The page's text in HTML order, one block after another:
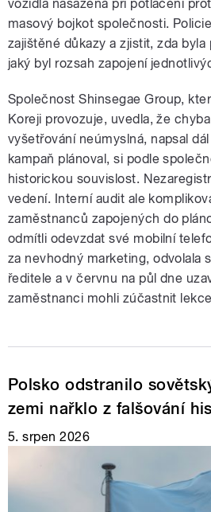
vozidla nasazená při potlačení
masový bojkot společnosti.
zajištěné důkazy a zjistit, zda byla
jaký byl rozsah zapojení
Společnost Shinsegae Group,
Koreji provozuje, uvedla, že
vyšetřování neúmyslná, napsal
kampaň plánoval, si podle
historickou souvislost.
vedení. Interní audit ale
zaměstnanců zapojených do
odmítli odevzdat své mobilní
za nevhodný marketing, odvolala
ředitele a v červnu na půl dne
zaměstnanci mohli zúčastnit
Polsko odstranilo
zemi nařklo z falšování
5. srpen 2026